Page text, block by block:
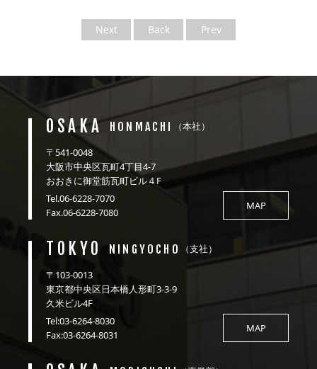
Next Back Prev
OSAKA HONMACHI （本社）
〒541-0048
大阪市中央区瓦町4丁目4-7
おおきに御堂筋瓦町ビル４F
Tel.06-6228-7070
Fax.06-6228-7080
MAP
TOKYO NINGYOCHO （支社）
〒103-0013
東京都中央区日本橋人形町3-3-9
久米ビル4F
Tel:03-6264-8030
Fax:03-6264-8031
MAP